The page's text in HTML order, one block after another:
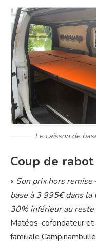
Le caisson de
Coup de
« Son prix hors
base à 3 995€ dans
30% inférieur au reste
Matéos, cofondateur et
familiale